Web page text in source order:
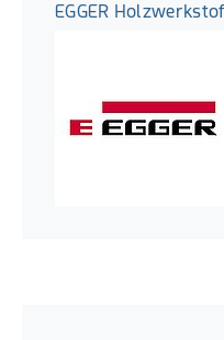
EGGER